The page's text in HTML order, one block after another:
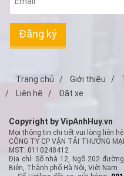
Đăng ký
Trang chủ Giới thiệu
Liên hệ
Đặt xe
Copyright by VipAnhHuy.vn
Mọi thông tin chi tiết vui lòng liên hệ:
CÔNG TY CP VẬN TẢI THƯƠNG
MST: 0110248412
Địa chỉ: Số nhà 12, Ngõ 202
Biên, Thành phố Hà Nội, Việt Nam